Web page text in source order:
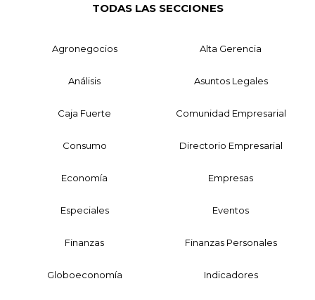
TODAS LAS SECCIONES
Agronegocios Alta Gerencia
Análisis Asuntos Legales
Caja Fuerte Comunidad Empresarial
Consumo Directorio Empresarial
Economía Empresas
Especiales Eventos
Finanzas Finanzas Personales
Globoeconomía Indicadores